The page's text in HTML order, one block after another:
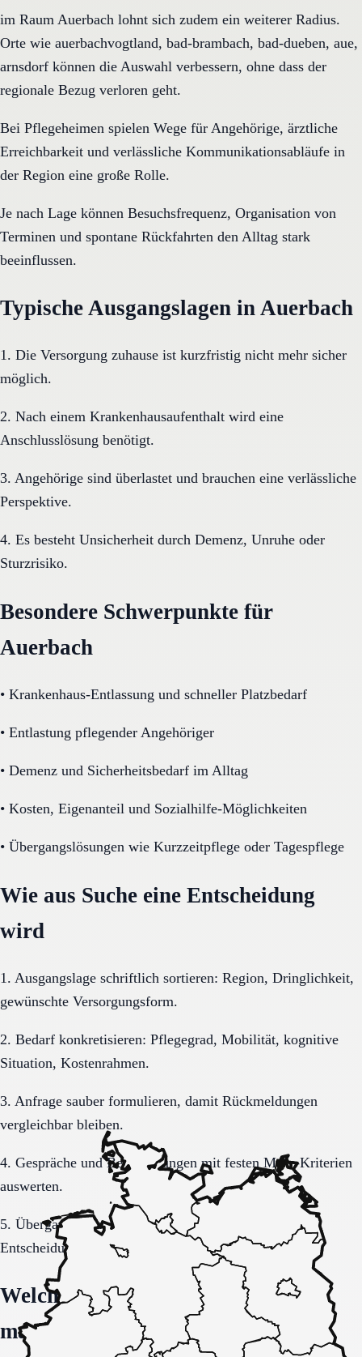
im Raum Auerbach lohnt sich zudem ein weiterer Radius.
Orte wie auerbachvogtland, bad-brambach, bad-dueben, aue,
arnsdorf können die Auswahl verbessern, ohne dass der
regionale Bezug verloren geht.
Bei Pflegeheimen spielen Wege für Angehörige, ärztliche
Erreichbarkeit und verlässliche Kommunikationsabläufe in
der Region eine große Rolle.
Je nach Lage können Besuchsfrequenz, Organisation von
Terminen und spontane Rückfahrten den Alltag stark
beeinflussen.
Typische Ausgangslagen in Auerbach
1. Die Versorgung zuhause ist kurzfristig nicht mehr sicher
möglich.
2. Nach einem Krankenhausaufenthalt wird eine
Anschlusslösung benötigt.
3. Angehörige sind überlastet und brauchen eine verlässliche
Perspektive.
4. Es besteht Unsicherheit durch Demenz, Unruhe oder
Sturzrisiko.
Besondere Schwerpunkte für
Auerbach
• Krankenhaus-Entlassung und schneller Platzbedarf
• Entlastung pflegender Angehöriger
• Demenz und Sicherheitsbedarf im Alltag
• Kosten, Eigenanteil und Sozialhilfe-Möglichkeiten
• Übergangslösungen wie Kurzzeitpflege oder Tagespflege
Wie aus Suche eine Entscheidung
wird
1. Ausgangslage schriftlich sortieren: Region, Dringlichkeit,
gewünschte Versorgungsform.
2. Bedarf konkretisieren: Pflegegrad, Mobilität, kognitive
Situation, Kostenrahmen.
3. Anfrage sauber formulieren, damit Rückmeldungen
vergleichbar bleiben.
4. Gespräche und Besichtigungen mit festen Muss-Kriterien
auswerten.
5. Übergang, Kommunikation und Kosten vor der
Entscheidung vollständig klären.
Welche Fragen den Unterschied
machen